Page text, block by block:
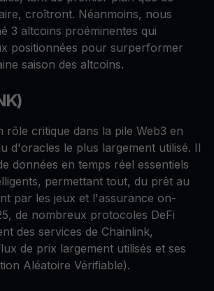
croîtront. Néanmoins, nous
3 altcoins proéminentes qui
positionnées pour surperformer
saison des altcoins.
rôle critique dans la pile Web3 en
d'oracles le plus largement utilisé. Il
données en temps réel essentiels
permettant tout, du prêt au
par les jeux et l'assurance on-
de nombreux protocoles DeFi
des services de Chainlink,
de prix largement utilisés et ses
Aléatoire Vérifiable).